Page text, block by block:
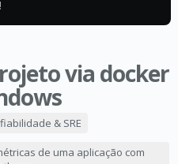
via docker
& SRE
de uma aplicação com